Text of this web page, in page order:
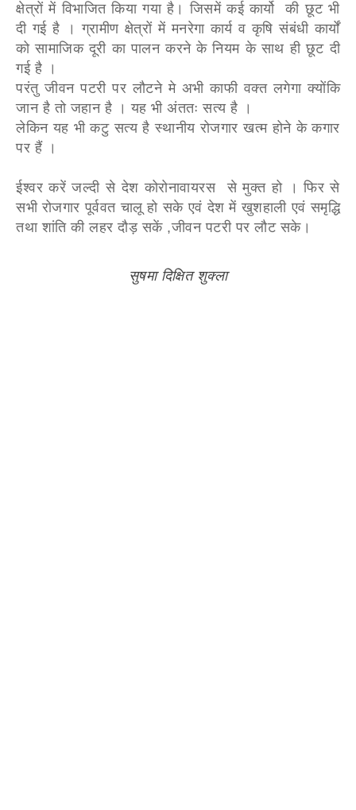
क्षेत्रों में विभाजित किया गया है। जिसमें कई कार्यो की छूट भी
दी गई है । ग्रामीण क्षेत्रों में मनरेगा कार्य व कृषि संबंधी कार्यों
को सामाजिक दूरी का पालन करने के नियम के साथ ही छूट दी
गई है ।
परंतु जीवन पटरी पर लौटने मे अभी काफी वक्त लगेगा क्योंकि
जान है तो जहान है । यह भी अंततः सत्य है ।
लेकिन यह भी कटु सत्य है स्थानीय रोजगार खत्म होने के कगार
पर हैं ।
ईश्वर करें जल्दी से देश कोरोनावायरस से मुक्त हो । फिर से
सभी रोजगार पूर्ववत चालू हो सके एवं देश में खुशहाली एवं समृद्धि
तथा शांति की लहर दौड़ सकें ,जीवन पटरी पर लौट सके।
सुषमा दिक्षित शुक्ला